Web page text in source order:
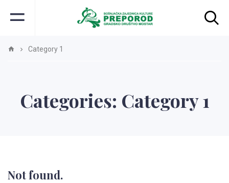
Category 1
Categories: Category 1
Not found.